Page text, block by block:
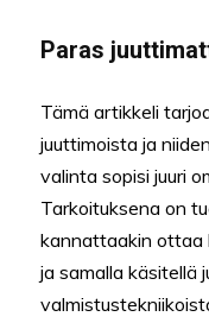
Paras
Tämä artikkeli
juuttimoista ja
valinta sopisi juuri
Tarkoituksena on
kannattaakin ottaa
ja samalla käsitellä